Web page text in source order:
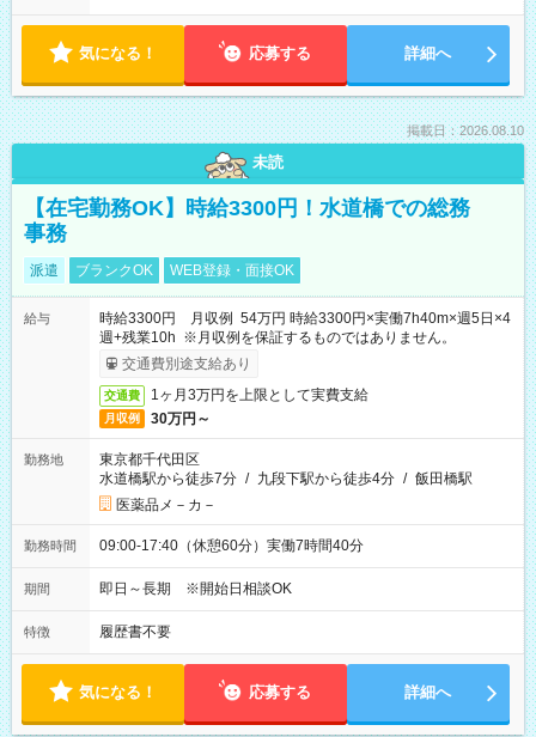
気になる！ 応募する 詳細へ
掲載日：2026.08.10
未読
【在宅勤務OK】時給3300円！水道橋での総務
事務
派遣 ブランクOK WEB登録・面接OK
給与
時給3300円 月収例 54万円 時給3300円×実働7h40m×週5日×4
週+残業10h ※月収例を保証するものではありません。
交通費別途支給あり
交通費 1ヶ月3万円を上限として実費支給
月収例 30万円～
勤務地
東京都千代田区
水道橋駅から徒歩7分 / 九段下駅から徒歩4分 / 飯田橋駅
医薬品メ－カ－
勤務時間 09:00-17:40（休憩60分）実働7時間40分
期間 即日～長期 ※開始日相談OK
特徴 履歴書不要
気になる！ 応募する 詳細へ